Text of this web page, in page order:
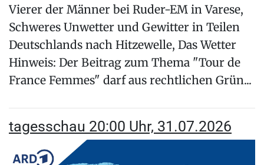
Vierer der Männer bei Ruder-EM in Varese,
Schweres Unwetter und Gewitter in Teilen
Deutschlands nach Hitzewelle, Das Wetter
Hinweis: Der Beitrag zum Thema "Tour de
France Femmes" darf aus rechtlichen Grün...
tagesschau 20:00 Uhr, 31.07.2026